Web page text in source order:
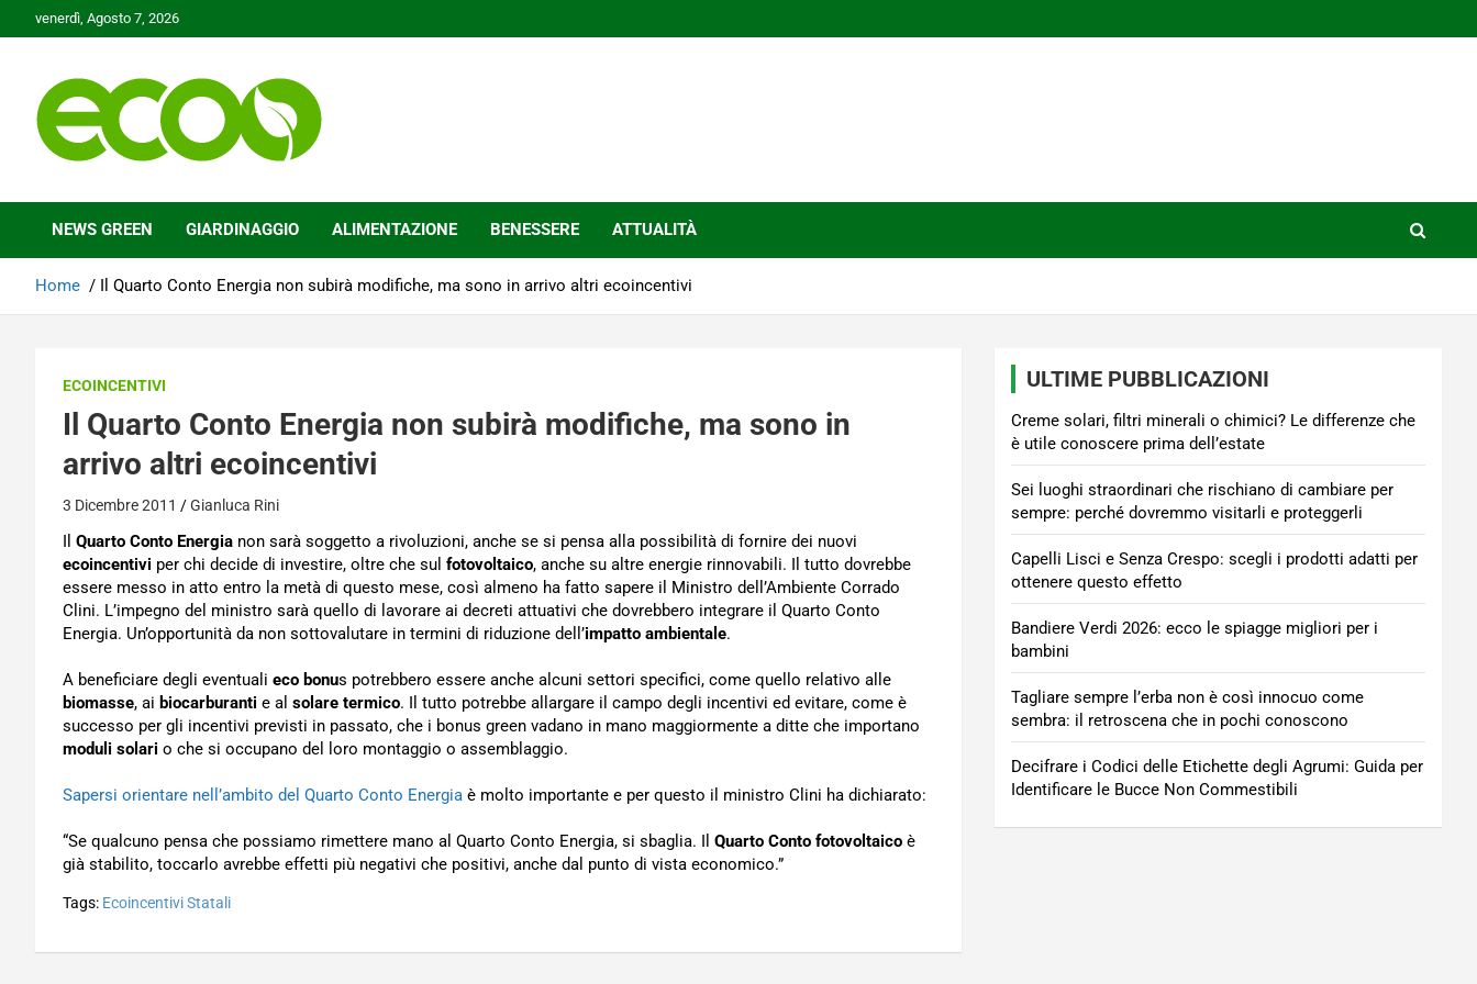
to
venerdì, Agosto 7, 2026
Ecoo.it
NEWS GREEN GIARDINAGGIO ALIMENTAZIONE BENESSERE ATTUALITÀ
Home Il Quarto Conto Energia non subirà modifiche, ma sono in arrivo altri ecoincentivi
ECOINCENTIVI
Il Quarto Conto Energia non subirà modifiche, ma sono in
arrivo altri ecoincentivi
3 Dicembre 2011 Gianluca Rini
Il Quarto Conto Energia non sarà soggetto a rivoluzioni, anche se si pensa alla possibilità di fornire dei nuovi
ecoincentivi per chi decide di investire, oltre che sul fotovoltaico, anche su altre energie rinnovabili. Il tutto dovrebbe
essere messo in atto entro la metà di questo mese, così almeno ha fatto sapere il Ministro dell’Ambiente Corrado
Clini. L’impegno del ministro sarà quello di lavorare ai decreti attuativi che dovrebbero integrare il Quarto Conto
Energia. Un’opportunità da non sottovalutare in termini di riduzione dell’impatto ambientale.
A beneficiare degli eventuali eco bonus potrebbero essere anche alcuni settori specifici, come quello relativo alle
biomasse, ai biocarburanti e al solare termico. Il tutto potrebbe allargare il campo degli incentivi ed evitare, come è
successo per gli incentivi previsti in passato, che i bonus green vadano in mano maggiormente a ditte che importano
moduli solari o che si occupano del loro montaggio o assemblaggio.
Sapersi orientare nell’ambito del Quarto Conto Energia è molto importante e per questo il ministro Clini ha dichiarato:
“Se qualcuno pensa che possiamo rimettere mano al Quarto Conto Energia, si sbaglia. Il Quarto Conto fotovoltaico è
già stabilito, toccarlo avrebbe effetti più negativi che positivi, anche dal punto di vista economico.”
Tags: Ecoincentivi Statali
ULTIME PUBBLICAZIONI
Creme solari, filtri minerali o chimici? Le differenze che
è utile conoscere prima dell’estate
Sei luoghi straordinari che rischiano di cambiare per
sempre: perché dovremmo visitarli e proteggerli
Capelli Lisci e Senza Crespo: scegli i prodotti adatti per
ottenere questo effetto
Bandiere Verdi 2026: ecco le spiagge migliori per i
bambini
Tagliare sempre l’erba non è così innocuo come
sembra: il retroscena che in pochi conoscono
Decifrare i Codici delle Etichette degli Agrumi: Guida per
Identificare le Bucce Non Commestibili